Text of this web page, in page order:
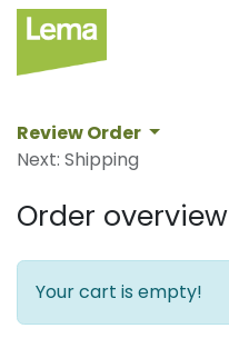
Review Order
Next: Shipping
Order overview
Your cart is empty!